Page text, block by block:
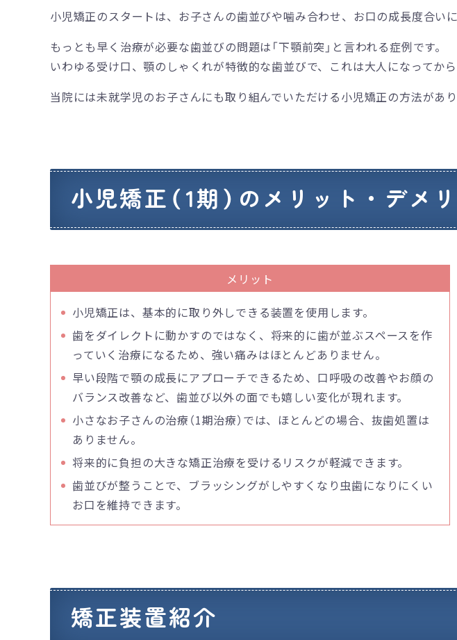
小児矯正のスタートは、お子さんの歯並びや噛み合わせ、お口の成長度合い
もっとも早く治療が必要な歯並びの問題は「下顎前突」と言われる症例です。
いわゆる受け口、顎のしゃくれが特徴的な歯並びで、これは大人になってか
当院には未就学児のお子さんにも取り組んでいただける小児矯正の方法があ
小児矯正（1期）のメリット・デメ
メリット
小児矯正は、基本的に取り外しできる装置を使用します。
歯をダイレクトに動かすのではなく、将来的に歯が並ぶスペースを作
っていく治療になるため、強い痛みはほとんどありません。
早い段階で顎の成長にアプローチできるため、口呼吸の改善やお顔の
バランス改善など、歯並び以外の面でも嬉しい変化が現れます。
小さなお子さんの治療（1期治療）では、ほとんどの場合、抜歯処置は
ありません。
将来的に負担の大きな矯正治療を受けるリスクが軽減できます。
歯並びが整うことで、ブラッシングがしやすくなり虫歯になりにくい
お口を維持できます。
矯正装置紹介